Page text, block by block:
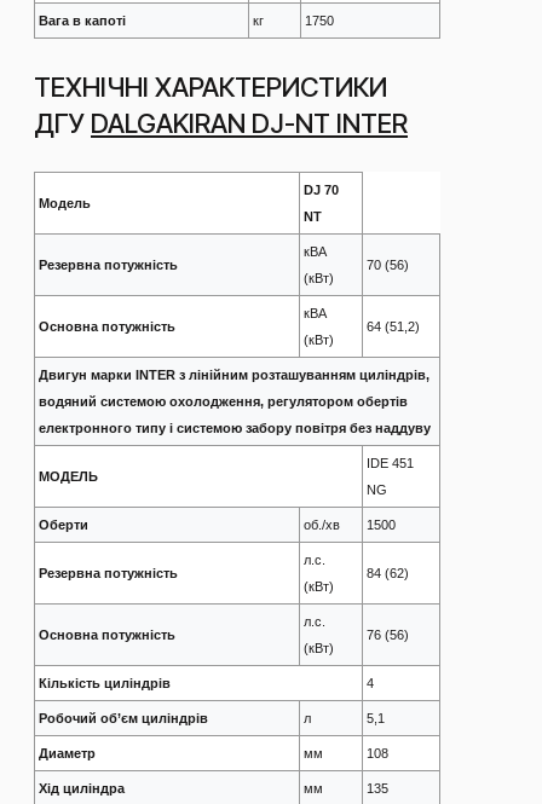
Вага в капоті кг 1750
ТЕХНІЧНІ ХАРАКТЕРИСТИКИ
ДГУ DALGAKIRAN DJ-NT INTER
Модель
DJ 70
NT
Резервна потужність
кВА
(кВт)
70 (56)
Основна потужність
кВА
(кВт)
64 (51,2)
Двигун марки INTER з лінійним розташуванням циліндрів,
водяний системою охолодження, регулятором обертів
електронного типу і системою забору повітря без наддуву
МОДЕЛЬ
IDE 451
NG
Оберти об./хв 1500
Резервна потужність
л.с.
(кВт)
84 (62)
Основна потужність
л.с.
(кВт)
76 (56)
Кількість циліндрів 4
Робочий об’єм циліндрів л 5,1
Диаметр мм 108
Хід циліндра мм 135